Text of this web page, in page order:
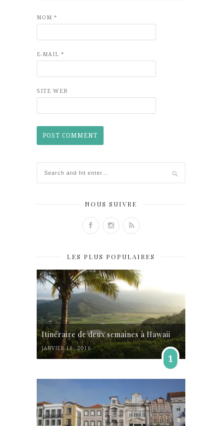
NOM *
E-MAIL *
SITE WEB
NOUS SUIVRE
LES PLUS POPULAIRES
Itinéraire de deux semaines à Hawaii
JANVIER 18, 2016
1